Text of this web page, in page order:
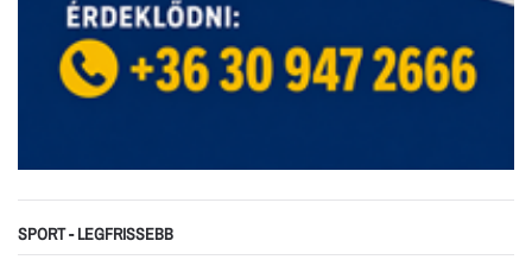
SPORT - LEGFRISSEBB